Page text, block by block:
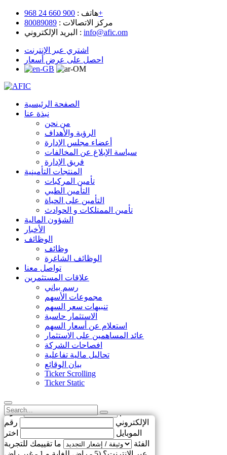
هاتف :900 660 24 968+
مركز الاتصالات : 80089089
البريد الإلكتروني : info@afic.om
اشتري عبر الإنترنت
احصل على عرض أسعار
الصفحة الرئيسية
نبذة عنا
من نحن
الرؤية والأهداف
أعضاء مجلس الإدارة
سياسة الإبلاغ عن المخالفات
فريق الإدارة
المنتجات التأمينية
تأمين المركبات
التأمين الطبي
التأمين على الحياة
تأمين الممتلكات و الحوادث
الشؤون المالية
الأخبار
الوظائف
وظائف
الوظائف الشاغرة
تواصل معنا
علاقات المستثمرين
رسم بياني
مجموعات الأسهم
تنبيهات سعر السهم
الاستثمار حاسبة
استعلام عن أسعار السهم
عائد المساهمين على الاستثمار
افصاحات الشركة
تحاليل مالية تفاعلية
بيان الوقائع
Ticker Scrolling
Ticker Static
ساعدنا لتحسين! الاسم
البريد
الإلكتروني
رقم
الموبايل
اختر
الفئة
ما تقييمك للتجربة